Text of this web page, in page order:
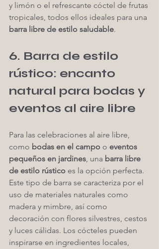
y limón o el refrescante cóctel de frutas
tropicales, todos ellos ideales para una
barra libre de estilo saludable.
6. Barra de estilo
rústico: encanto
natural para bodas y
eventos al aire libre
Para las celebraciones al aire libre,
como bodas en el campo o eventos
pequeños en jardines, una barra libre
de estilo rústico es la opción perfecta.
Este tipo de barra se caracteriza por el
uso de materiales naturales como
madera y mimbre, así como
decoración con flores silvestres, cestos
y luces cálidas. Los cócteles pueden
inspirarse en ingredientes locales,